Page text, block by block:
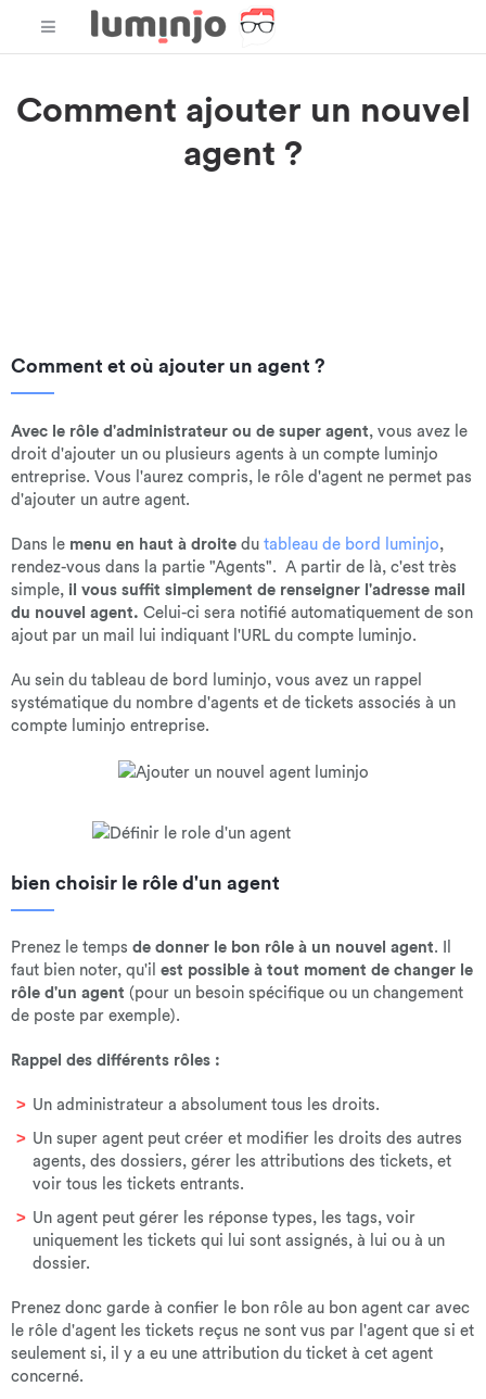
Comment ajouter un nouvel
agent ?
Comment et où ajouter un agent ?
Avec le rôle d'administrateur ou de super agent, vous avez le
droit d'ajouter un ou plusieurs agents à un compte luminjo
entreprise. Vous l'aurez compris, le rôle d'agent ne permet pas
d'ajouter un autre agent.
Dans le menu en haut à droite du tableau de bord luminjo,
rendez-vous dans la partie "Agents". A partir de là, c'est très
simple, il vous suffit simplement de renseigner l'adresse mail
du nouvel agent. Celui-ci sera notifié automatiquement de son
ajout par un mail lui indiquant l'URL du compte luminjo.
Au sein du tableau de bord luminjo, vous avez un rappel
systématique du nombre d'agents et de tickets associés à un
compte luminjo entreprise.
bien choisir le rôle d'un agent
Prenez le temps de donner le bon rôle à un nouvel agent. Il
faut bien noter, qu'il est possible à tout moment de changer le
rôle d'un agent (pour un besoin spécifique ou un changement
de poste par exemple).
Rappel des différents rôles :
Un administrateur a absolument tous les droits.
Un super agent peut créer et modifier les droits des autres
agents, des dossiers, gérer les attributions des tickets, et
voir tous les tickets entrants.
Un agent peut gérer les réponse types, les tags, voir
uniquement les tickets qui lui sont assignés, à lui ou à un
dossier.
Prenez donc garde à confier le bon rôle au bon agent car avec
le rôle d'agent les tickets reçus ne sont vus par l'agent que si et
seulement si, il y a eu une attribution du ticket à cet agent
concerné.